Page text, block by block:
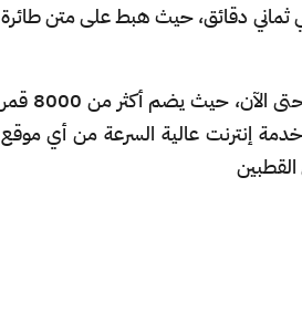
ثماني دقائق، حيث هبط على متن طائرة
يٌذكر أن مشروع ستارلينك هو أكبر مجموعة أقمار صناعية تم تجميعها حتى الآن، حيث يضم أكثر من 8000 قمر
إنترنت عالية السرعة من أي موقع